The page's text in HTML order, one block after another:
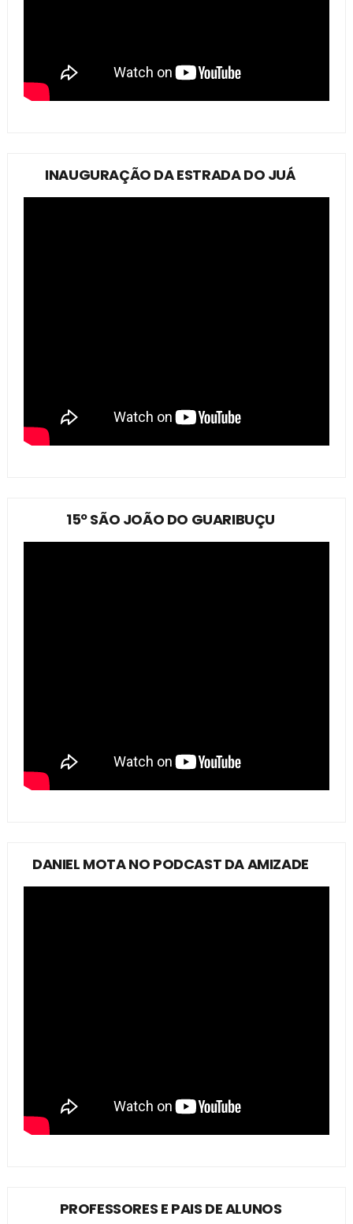
INAUGURAÇÃO DA ESTRADA DO JUÁ
15º SÃO JOÃO DO GUARIBUÇU
DANIEL MOTA NO PODCAST DA AMIZADE
PROFESSORES E PAIS DE ALUNOS